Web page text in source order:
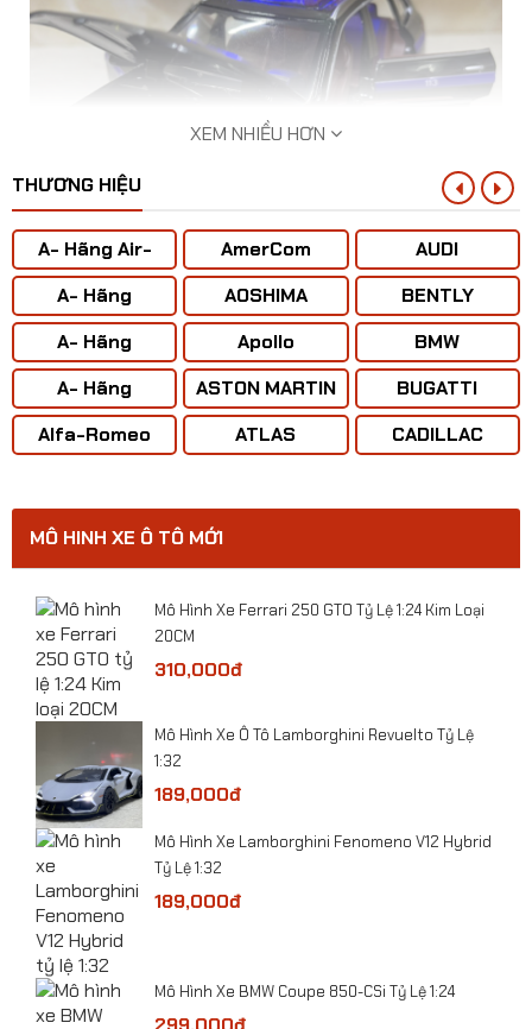
​Mô hình xe Police CSCĐ 113 BMW X5 tỷ lệ 1:32
​Mô hình xe Police CSCĐ 113 BMW X5 tỷ lệ 1:32
XEM NHIỀU HƠN
THƯƠNG HIỆU
A- Hãng Air-
BUS
A- Hãng
ANTONOV ( Liên
Xô)
A- Hãng
BOENING
A- Hãng
CONCORD
Alfa-Romeo
AmerCom
AOSHIMA
Apollo
ASTON MARTIN
ATLAS
AUDI
BENTLY
BMW
BUGATTI
CADILLAC
MÔ HINH XE Ô TÔ MỚI
​Mô Hình Xe Ferrari 250 GTO Tỷ Lệ 1:24 Kim Loại
20CM
310,000đ
​Mô Hình Xe Ô Tô Lamborghini Revuelto Tỷ Lệ
1:32
189,000đ
Mô Hình Xe Lamborghini Fenomeno V12 Hybrid
Tỷ Lệ 1:32
189,000đ
Mô Hình Xe BMW Coupe 850-CSi Tỷ Lệ 1:24